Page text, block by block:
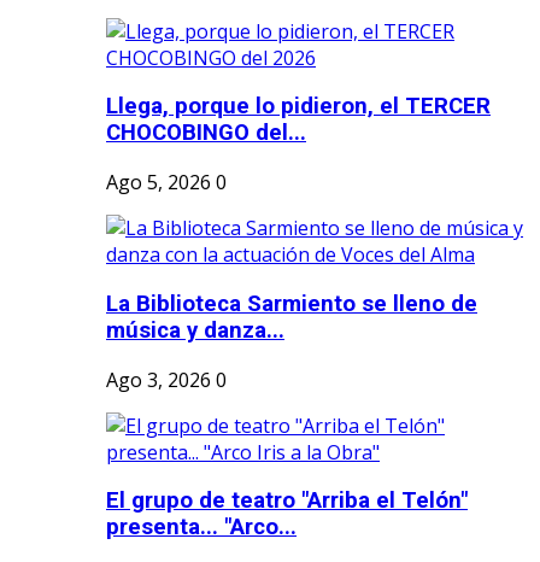
Llega, porque lo pidieron, el TERCER
CHOCOBINGO del...
Ago 5, 2026 0
La Biblioteca Sarmiento se lleno de
música y danza...
Ago 3, 2026 0
El grupo de teatro "Arriba el Telón"
presenta... "Arco...